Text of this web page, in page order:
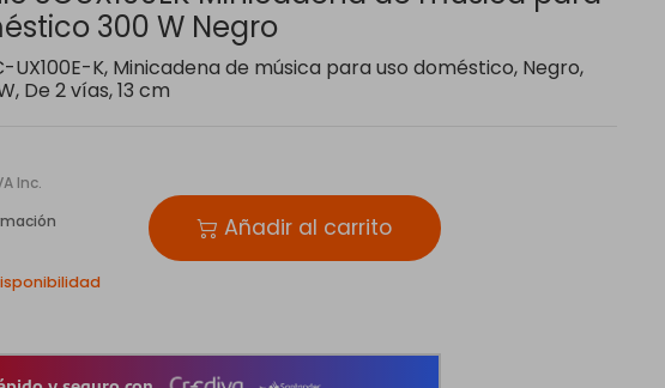
300 W Negro
UX100E-K, Minicadena de música para uso doméstico, Negro,
De 2 vías, 13 cm
Inc.
Añadir al carrito